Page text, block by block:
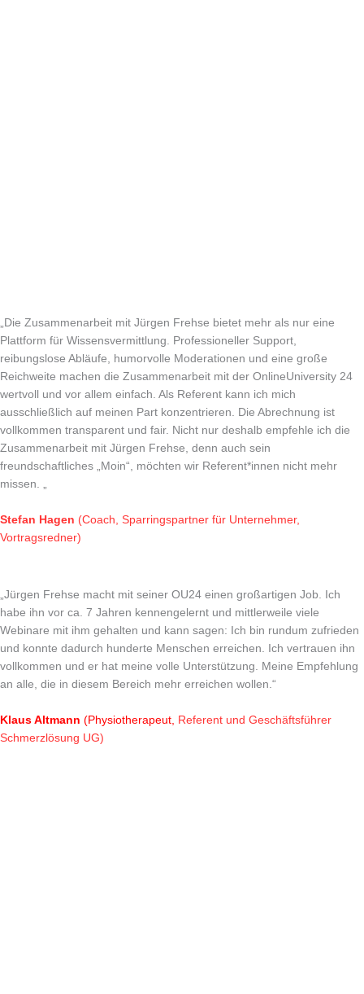
„Die Zusammenarbeit mit Jürgen Frehse bietet mehr als nur eine
Plattform für Wissensvermittlung. Professioneller Support,
reibungslose Abläufe, humorvolle Moderationen und eine große
Reichweite machen die Zusammenarbeit mit der OnlineUniversity 24
wertvoll und vor allem einfach. Als Referent kann ich mich
ausschließlich auf meinen Part konzentrieren. Die Abrechnung ist
vollkommen transparent und fair. Nicht nur deshalb empfehle ich die
Zusammenarbeit mit Jürgen Frehse, denn auch sein
freundschaftliches „Moin“, möchten wir Referent*innen nicht mehr
missen. „
Stefan Hagen (Coach, Sparringspartner für Unternehmer,
Vortragsredner)
„Jürgen Frehse macht mit seiner OU24 einen großartigen Job. Ich
habe ihn vor ca. 7 Jahren kennengelernt und mittlerweile viele
Webinare mit ihm gehalten und kann sagen: Ich bin rundum zufrieden
und konnte dadurch hunderte Menschen erreichen. Ich vertrauen ihn
vollkommen und er hat meine volle Unterstützung. Meine Empfehlung
an alle, die in diesem Bereich mehr erreichen wollen.“
Klaus Altmann (Physiotherapeut, Referent und Geschäftsführer
Schmerzlösung UG)